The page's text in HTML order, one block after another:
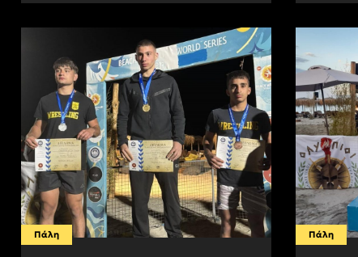
Πάλη Πάλη